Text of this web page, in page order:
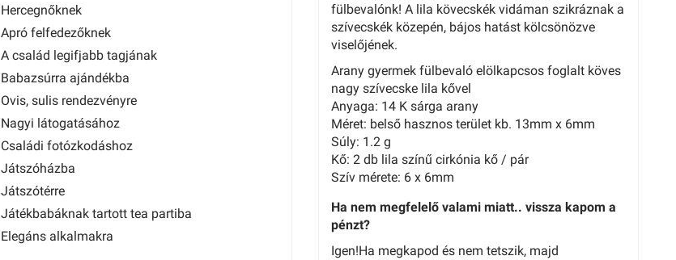
Hercegnőknek
Apró felfedezőknek
A család legifjabb tagjának
Babazsúrra ajándékba
Ovis, sulis rendezvényre
Nagyi látogatásához
Családi fotózkodáshoz
Játszóházba
Játszótérre
Játékbabáknak tartott tea partiba
Elegáns alkalmakra
fülbevalónk! A lila kövecskék vidáman szikráznak a
szívecskék közepén, bájos hatást kölcsönözve
viselőjének.
Arany gyermek fülbevaló elölkapcsos foglalt köves
nagy szívecske lila kővel
Anyaga: 14 K sárga arany
Méret: belső hasznos terület kb. 13mm x 6mm
Súly: 1.2 g
Kő: 2 db lila színű cirkónia kő / pár
Szív mérete: 6 x 6mm
Ha nem megfelelő valami miatt.. vissza kapom a
pénzt?
Igen!Ha megkapod és nem tetszik, majd